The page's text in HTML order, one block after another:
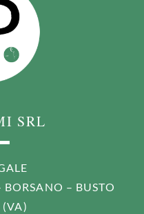
SRL
– BUSTO
(VA)